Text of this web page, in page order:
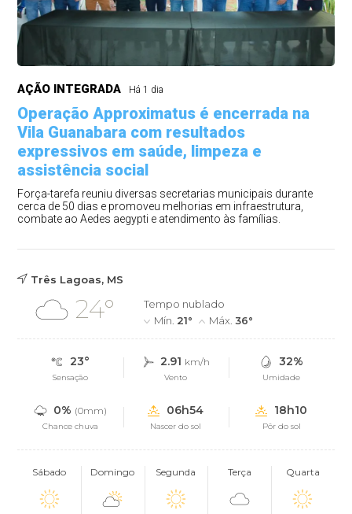
AÇÃO INTEGRADA Há 1 dia
Operação Approximatus é encerrada na
Vila Guanabara com resultados
expressivos em saúde, limpeza e
assistência social
Força-tarefa reuniu diversas secretarias municipais durante
cerca de 50 dias e promoveu melhorias em infraestrutura,
combate ao Aedes aegypti e atendimento às famílias.
Três Lagoas, MS
24°
Tempo nublado
Mín. 21° Máx.36°
23°
Sensação
2.91 km/h
Vento
32%
Umidade
0% (0mm)
Chance chuva
06h54
Nascer do sol
18h10
Pôr do sol
Sábado Domingo Segunda Terça Quarta